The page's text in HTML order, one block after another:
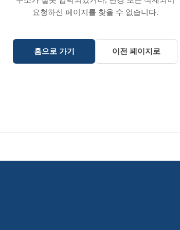
요청하신 페이지를 찾을 수 없습니다.
홈으로 가기 이전 페이지로